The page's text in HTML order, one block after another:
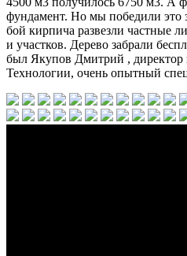
фундамент. Но мы победили это
бой кирпича развезли частные
и участков. Дерево забрали
был Якупов Дмитрий ,
Технологии, очень опытный